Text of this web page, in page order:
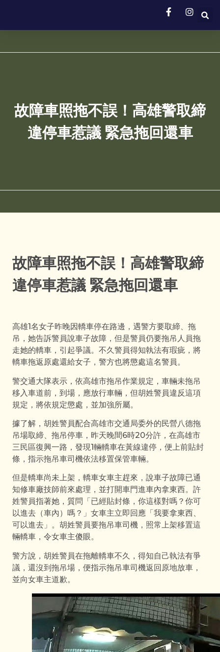
故障車照拖不誤！高雄警取締
違停車惹議 緊急拖回還車
故障車照拖不誤！高雄警取締
違停車惹議 緊急拖回還車
高雄1名女子昨晚因轎車停在路邊，遇警方要取締、拖
吊，她告訴警員說車子故障，但是警員仍要拖吊人員拖
走她的轎車，引起爭議。不久警員得知執法有瑕疵，將
轎車拖返原處還給女子，警方也將懲處這名警員。
警交通大隊表示，依高雄市拖吊作業規定，車輛未拖吊
移入車道前，到場，應放行車輛，但胡姓警員違反這項
規定，將依規定懲處，並加強所屬。
據了解，胡姓警員配合高雄市交通局委外的民營八德拖
吊場取締、拖吊停車，昨天晚間6時20分許，在高雄市
三民區復興一路，發現1輛轎車在黃線違停，便上前貼封
條，指示拖吊車司機依法移置保管車輛。
但是轎車尚未上架，轎車女車主趕來，說車子故障已通
知修車廠技師前來處理，並打開車門進車內拿東西。許
姓警員指著她，質問「已經貼封條，你這樣對嗎？你可
以進去（車內）嗎？」女車主立即回應「我要拿東西、
可以進去」。胡姓警員要拖吊車司機，照常上架移置這
輛轎車，令女車主傻眼。
警方說，胡姓警員在拖離轎車不久，得知自己執法有爭
議，還沒到拖吊場，便指示拖吊車司機返回原地放車，
並向女車主道歉。